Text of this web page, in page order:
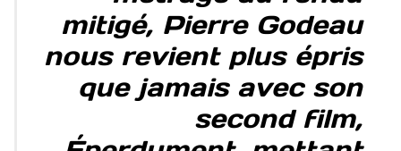
mitigé, Pierre Godeau
nous revient plus épris
que jamais avec son
second film,